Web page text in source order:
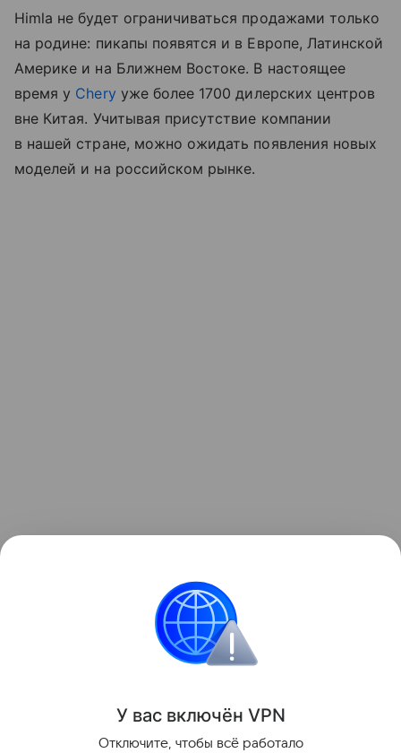
Himla не будет ограничиваться продажами только
на родине: пикапы появятся и в Европе, Латинской
Америке и на Ближнем Востоке. В настоящее
время у Chery уже более 1700 дилерских центров
вне Китая. Учитывая присутствие компании
в нашей стране, можно ожидать появления новых
моделей и на российском рынке.
познакомила гостей с еще одним брендом —
. В качестве первенца был представлен
Выставки Иномарки
У вас включён VPN
Отключите, чтобы всё работало